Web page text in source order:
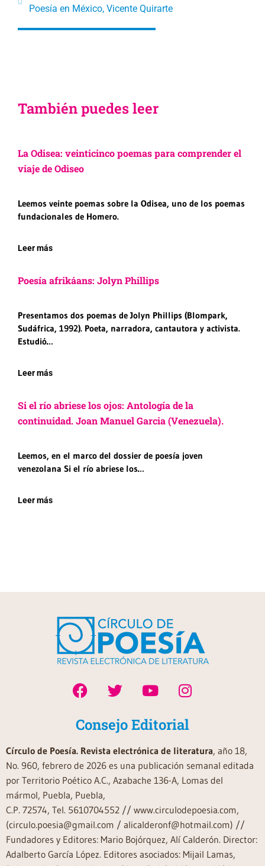
Poesía en México, Vicente Quirarte
También puedes leer
La Odisea: veinticinco poemas para comprender el
viaje de Odiseo
Leemos veinte poemas sobre la Odisea, uno de los poemas
fundacionales de Homero.
Leer más
Poesía afrikáans: Jolyn Phillips
Presentamos dos poemas de Jolyn Phillips (Blompark,
Sudáfrica, 1992). Poeta, narradora, cantautora y activista.
Estudió…
Leer más
Si el río abriese los ojos: Antología de la
continuidad. Joan Manuel Garcia (Venezuela).
Leemos, en el marco del dossier de poesía joven
venezolana Si el río abriese los…
Leer más
Consejo Editorial
Círculo de Poesía. Revista electrónica de literatura, año 18,
No. 960, febrero de 2026 es una publicación semanal editada
por Territorio Poético A.C., Azabache 136-A, Lomas del
mármol, Puebla, Puebla,
C.P. 72574, Tel. 5610704552 // www.circulodepoesia.com,
(circulo.poesia@gmail.com / alicalderonf@hotmail.com) //
Fundadores y Editores: Mario Bojórquez, Alí Calderón. Director:
Adalberto García López. Editores asociados: Mijail Lamas,